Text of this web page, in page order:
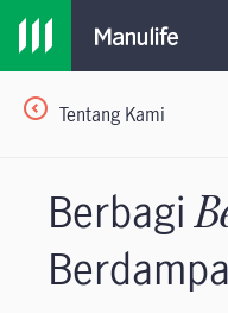
Tentang Kami
Berbagi